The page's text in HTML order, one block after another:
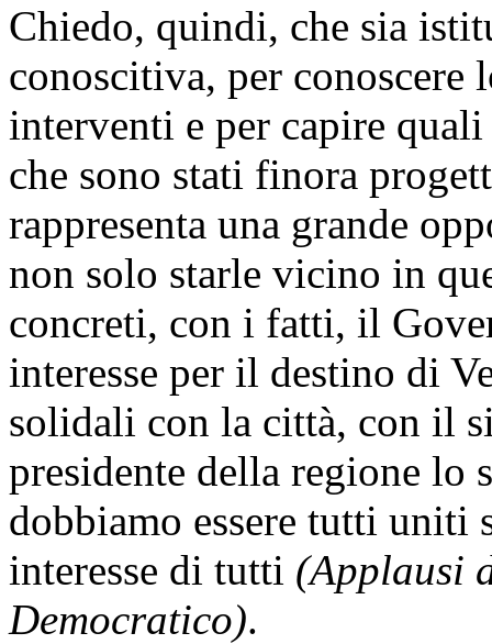
Chiedo, quindi, che sia
conoscitiva, per conoscere
interventi e per capire
che sono stati finora
rappresenta una grande
non solo starle vicino in
concreti, con i fatti, il
interesse per il destino di
solidali con la città, con il
presidente della regione lo
dobbiamo essere tutti uniti
interesse di tutti (Applausi
Democratico).